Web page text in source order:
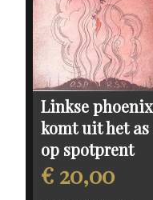
Linkse phoenix
komt uit het as
op spotprent
€ 20,00